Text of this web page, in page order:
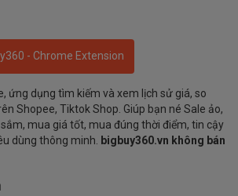
- Chrome Extension
ứng dụng tìm kiếm và xem lịch sử giá, so
Shopee, Tiktok Shop. Giúp bạn né Sale ảo,
mua giá tốt, mua đúng thời điểm, tin cậy
dùng thông minh. bigbuy360.vn không bán